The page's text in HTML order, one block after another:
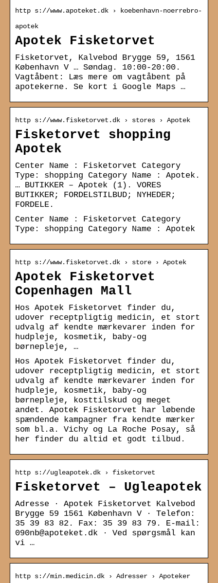
http s://www.apoteket.dk › koebenhavn-noerrebro-
apotek
Apotek Fisketorvet
Fisketorvet, Kalvebod Brygge 59, 1561
København V … Søndag. 10:00-20:00.
Vagtåbent: Læs mere om vagtåbent på
apotekerne. Se kort i Google Maps …
http s://www.fisketorvet.dk › stores › Apotek
Fisketorvet shopping
Apotek
Center Name : Fisketorvet Category
Type: shopping Category Name : Apotek.
… BUTIKKER – Apotek (1). VORES
BUTIKKER; FORDELSTILBUD; NYHEDER;
FORDELE.
Center Name : Fisketorvet Category
Type: shopping Category Name : Apotek
http s://www.fisketorvet.dk › store › Apotek
Apotek Fisketorvet
Copenhagen Mall
Hos Apotek Fisketorvet finder du,
udover receptpligtig medicin, et stort
udvalg af kendte mærkevarer inden for
hudpleje, kosmetik, baby-og
børnepleje, …
Hos Apotek Fisketorvet finder du,
udover receptpligtig medicin, et stort
udvalg af kendte mærkevarer inden for
hudpleje, kosmetik, baby-og
børnepleje, kosttilskud og meget
andet. Apotek Fisketorvet har løbende
spændende kampagner fra kendte mærker
som bl.a. Vichy og La Roche Posay, så
her finder du altid et godt tilbud.
http s://ugleapotek.dk › fisketorvet
Fisketorvet – Ugleapotek
Adresse · Apotek Fisketorvet Kalvebod
Brygge 59 1561 København V · Telefon:
35 39 83 82. Fax: 35 39 83 79. E-mail:
090nb@apoteket.dk · Ved spørgsmål kan
vi …
http s://min.medicin.dk › Adresser › Apoteker